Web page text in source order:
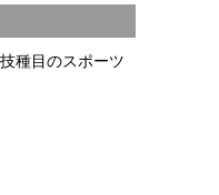
種目のスポーツ